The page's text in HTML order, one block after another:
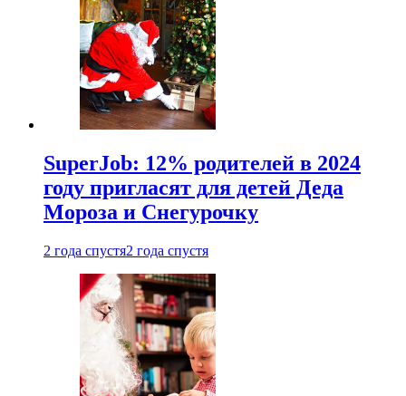
SuperJob: 12% родителей в 2024
году пригласят для детей Деда
Мороза и Снегурочку
2 года спустя2 года спустя